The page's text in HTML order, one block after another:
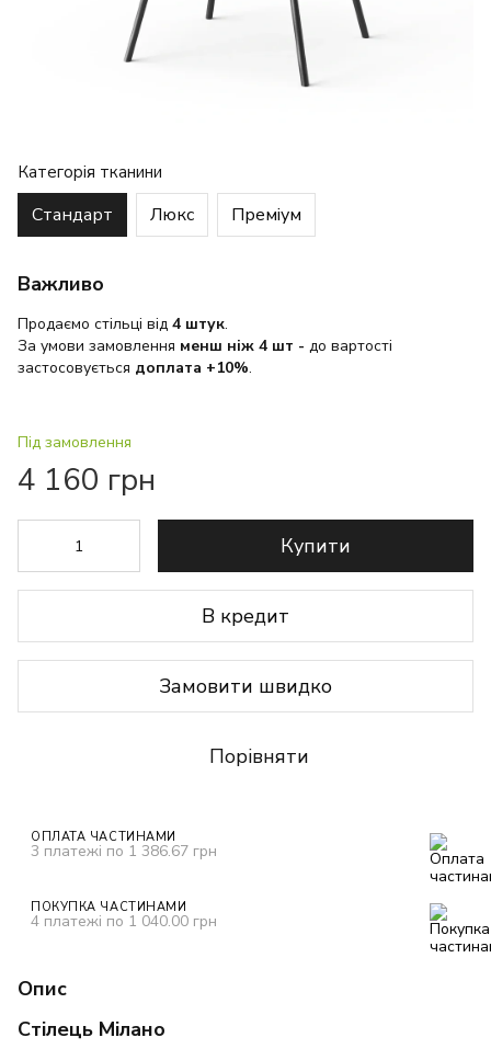
Категорія тканини
Стандарт Люкс Преміум
Важливо
Продаємо стільці від 4 штук.
За умови замовлення менш ніж 4 шт - до вартості
застосовується доплата +10%.
Під замовлення
4 160 грн
Купити
В кредит
Замовити швидко
Порівняти
ОПЛАТА ЧАСТИНАМИ
3 платежі по 1 386.67 грн
ПОКУПКА ЧАСТИНАМИ
4 платежі по 1 040.00 грн
Опис
Стілець Мілано